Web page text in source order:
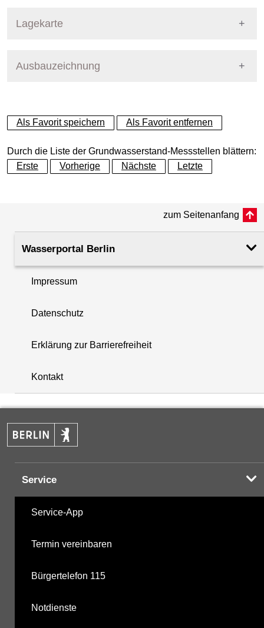
Dynamische Grafik
Nummer
Ausprägung GW-Stand
Grundwasserleiter Hauptgrundwasserleiter
Rohroberkante
(m ü. NHN)
34.42
Filteroberkante
(m u. GOK)
Lagekarte
+
+
−
Ausbauzeichnung
Als Favorit speichern Als Favorit entfernen
Durch die Liste der Grundwasserstand-Messstellen blättern:
Erste
Vorherige Nächste Letzte
zum Seitenanfang
Wasserportal Berlin
Impressum
Datenschutz
Erklärung zur Barrierefreiheit
Kontakt
Service
Service-App
Termin vereinbaren
Bürgertelefon 115
Notdienste